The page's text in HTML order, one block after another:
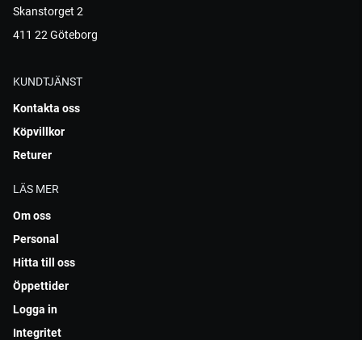
Skanstorget 2
411 22 Göteborg
KUNDTJÄNST
Kontakta oss
Köpvillkor
Returer
LÄS MER
Om oss
Personal
Hitta till oss
Öppettider
Logga in
Integritet